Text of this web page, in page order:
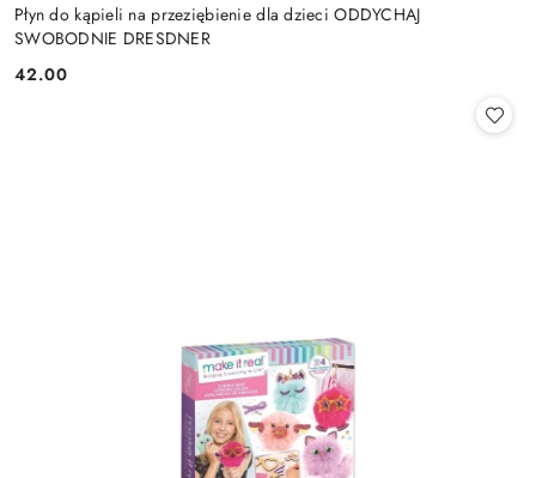
Płyn do kąpieli na przeziębienie dla dzieci ODDYCHAJ
SWOBODNIE DRESDNER
Cena:
42.00